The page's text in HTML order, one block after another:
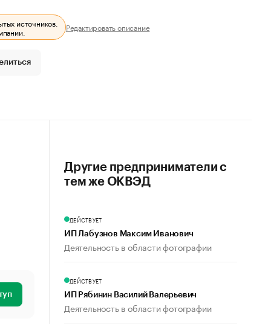
источников.
Редактировать описание
Другие предприниматели с
тем же ОКВЭД
ДЕЙСТВУЕТ
ИП Лабузнов Максим Иванович
Деятельность в области фотографии
ДЕЙСТВУЕТ
ИП Рябинин Василий Валерьевич
Деятельность в области фотографии